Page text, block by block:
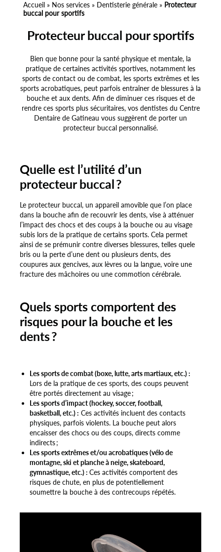
Accueil» Nos services» Dentisterie générale» Protecteur
buccal pour sportifs
Protecteur buccal pour sportifs
Bien que bonne pour la santé physique et mentale, la
pratique de certaines activités sportives, notamment les
sports de contact ou de combat, les sports extrêmes et les
sports acrobatiques, peut parfois entraîner de blessures à la
bouche et aux dents. Afin de diminuer ces risques et de
rendre ces sports plus sécuritaires, vos dentistes du Centre
Dentaire de Gatineau vous suggèrent de porter un
protecteur buccal personnalisé.
Quelle est l’utilité d’un
protecteur buccal ?
Le protecteur buccal, un appareil amovible que l’on place
dans la bouche afin de recouvrir les dents, vise à atténuer
l’impact des chocs et des coups à la bouche ou au visage
subis lors de la pratique de certains sports. Cela permet
ainsi de se prémunir contre diverses blessures, telles quele
bris ou la perte d’une dent ou plusieurs dents, des
coupures aux gencives, aux lèvres ou la langue, voire une
fracture des mâchoires ou une commotion cérébrale.
Quels sports comportent des
risques pour la bouche et les
dents ?
Les sports de combat (boxe, lutte, arts martiaux, etc.) :
Lors de la pratique de ces sports, des coups peuvent
être portés directement au visage ;
Les sports d’impact (hockey, soccer, football,
basketball, etc.) : Ces activités incluent des contacts
physiques, parfois violents. La bouche peut alors
encaisser des chocs ou des coups, directs comme
indirects ;
Les sports extrêmes et/ou acrobatiques (vélo de
montagne, ski et planche à neige, skateboard,
gymnastique, etc.) : Ces activités comportent des
risques de chute, en plus de potentiellement
soumettre la bouche à des contrecoups répétés.